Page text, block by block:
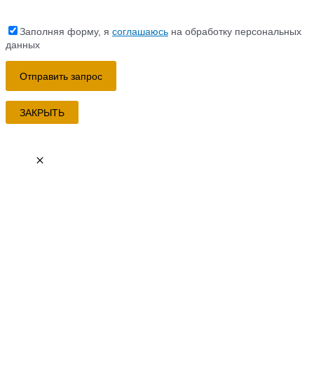
Заполняя форму, я соглашаюсь на обработку персональных
данных
ЗАКРЫТЬ